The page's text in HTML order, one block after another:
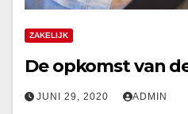
ZAKELIJK
De opkomst van
JUNI 29, 2020 ADMIN